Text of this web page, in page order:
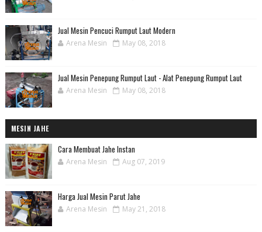
Jual Mesin Pencuci Rumput Laut Modern
Arena Mesin May 08, 2018
Jual Mesin Penepung Rumput Laut - Alat Penepung Rumput Laut
Arena Mesin May 08, 2018
MESIN JAHE
Cara Membuat Jahe Instan
Arena Mesin Aug 07, 2019
Harga Jual Mesin Parut Jahe
Arena Mesin May 21, 2018